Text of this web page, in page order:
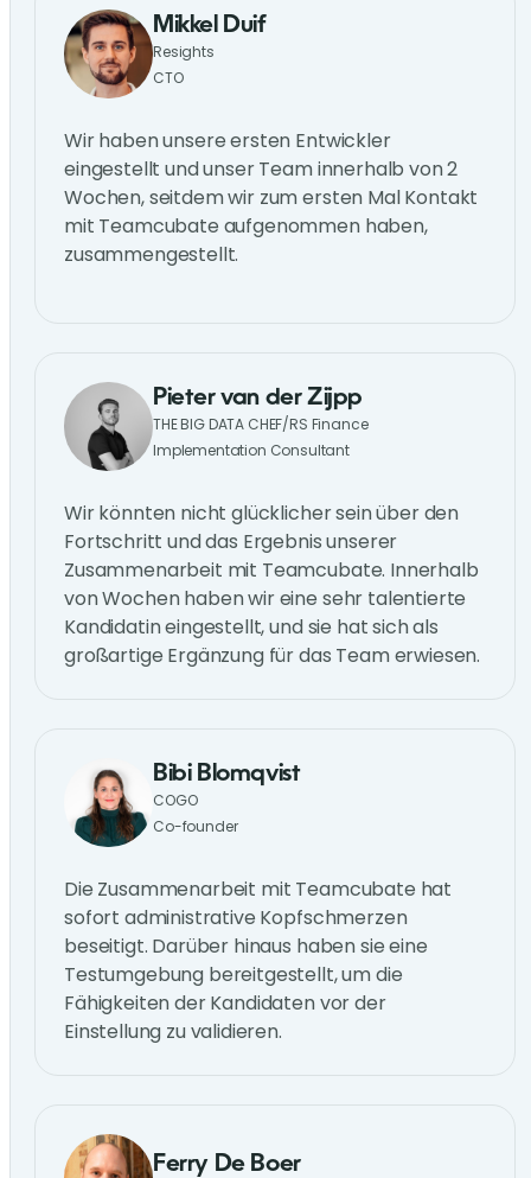
Mikkel Duif
Resights
CTO
Wir haben unsere ersten Entwickler
eingestellt und unser Team innerhalb von 2
Wochen, seitdem wir zum ersten Mal Kontakt
mit Teamcubate aufgenommen haben,
zusammengestellt.
Pieter van der Zijpp
THE BIG DATA CHEF/RS Finance
Implementation Consultant
Wir könnten nicht glücklicher sein über den
Fortschritt und das Ergebnis unserer
Zusammenarbeit mit Teamcubate. Innerhalb
von Wochen haben wir eine sehr talentierte
Kandidatin eingestellt, und sie hat sich als
großartige Ergänzung für das Team erwiesen.
Bibi Blomqvist
COGO
Co-founder
Die Zusammenarbeit mit Teamcubate hat
sofort administrative Kopfschmerzen
beseitigt. Darüber hinaus haben sie eine
Testumgebung bereitgestellt, um die
Fähigkeiten der Kandidaten vor der
Einstellung zu validieren.
Ferry De Boer